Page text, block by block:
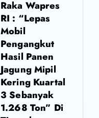
Raka Wapres
RI : “Lepas
Mobil
Pengangkut
Hasil Panen
Jagung Mipil
Kering Kuartal
3 Sebanyak
1.268 Ton” Di